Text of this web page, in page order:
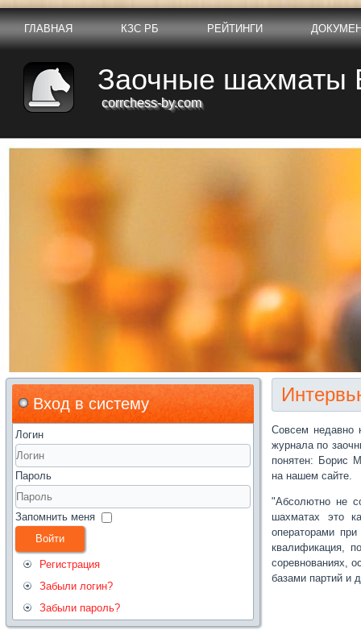
ГЛАВНАЯ КЗС РБ РЕЙТИНГИ
Заочные шахматы
corrchess-by.com
Вход в систему
Логин
Пароль
Запомнить меня
Войти
Регистрация
Забыли логин?
Забыли пароль?
Совсем недавно
журнала по
понятен: Борис
на нашем сайте.
"Абсолютно не
шахматах это
операторами
квалификация,
соревнованиях,
базами партий и